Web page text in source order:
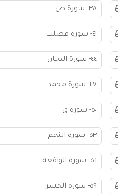
٣٨- سورة ص
٤١- سورة فصلت
٤٤- سورة الدخان
٤٧- سورة محمد
٥٠- سورة ق
٥٣- سورة النجم
٥٦- سورة الواقعة
٥٩- سورة الحشر